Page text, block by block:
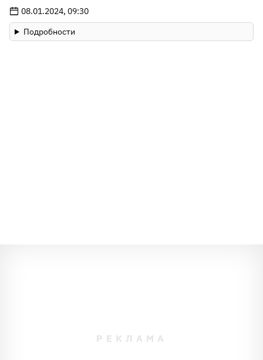
08.01.2024, 09:30
Подробности